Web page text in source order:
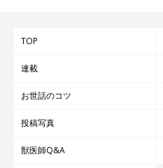
TOP
連載
お世話のコツ
投稿写真
獣医師Q&A